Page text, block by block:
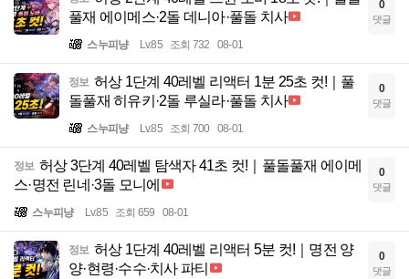
풀재 에이메스·2돌 데니아·풀돌 치사
스누피냥 Lv.85 조회 732 08-01
0
댓글
정보 허상 1단계 40레벨 리액터 1분 25초 컷!｜풀
돌풀재 히유키·2돌 루실라·풀돌 치사
스누피냥 Lv.85 조회 700 08-01
0
댓글
정보 허상 3단계 40레벨 탐색자 41초 컷!｜풀돌풀재 에이메
스·명전 린네·3돌 모니에
스누피냥 Lv.85 조회 659 08-01
0
댓글
정보 허상 1단계 40레벨 리액터 5분 컷!｜명전 양
양·현령·수수·치사 파티
0
댓글